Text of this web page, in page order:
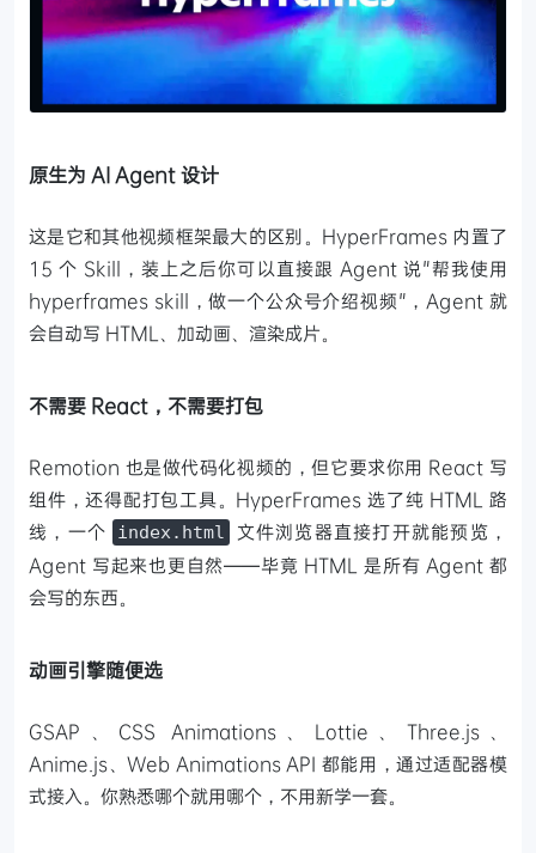
原生为 AI Agent 设计
这是它和其他视频框架最大的区别。HyperFrames 内置了
15 个 Skill，装上之后你可以直接跟 Agent 说"帮我使用
hyperframes skill，做一个公众号介绍视频"，Agent 就
会自动写 HTML、加动画、渲染成片。
不需要 React，不需要打包
Remotion 也是做代码化视频的，但它要求你用 React 写
组件，还得配打包工具。HyperFrames 选了纯 HTML 路
线，一个
index.html
文件浏览器直接打开就能预览，
Agent 写起来也更自然——毕竟 HTML 是所有 Agent 都
会写的东西。
动画引擎随便选
GSAP、CSS Animations、Lottie、Three.js、
Anime.js、Web Animations API 都能用，通过适配器模
式接入。你熟悉哪个就用哪个，不用新学一套。